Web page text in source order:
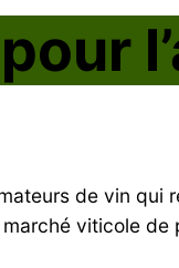
de vin qui
viticole de